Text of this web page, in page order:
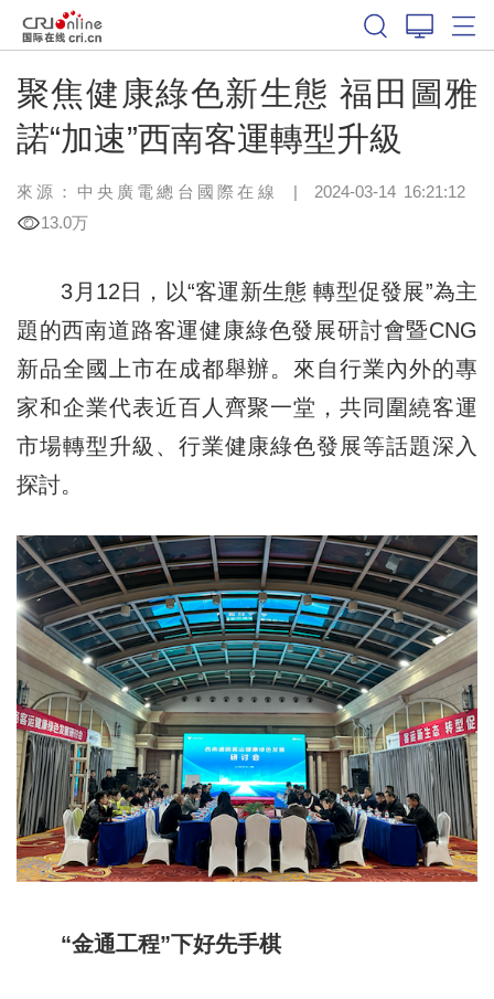
聚焦健康綠色新生態 福田圖雅
諾“加速”西南客運轉型升級
來源： 中央廣電總台國際在線 | 2024-03-14 16:21:12
13.0万
3月12日，以“客運新生態 轉型促發展”為主
題的西南道路客運健康綠色發展研討會暨CNG
新品全國上市在成都舉辦。來自行業內外的專
家和企業代表近百人齊聚一堂，共同圍繞客運
市場轉型升級、行業健康綠色發展等話題深入
探討。
“金通工程”下好先手棋